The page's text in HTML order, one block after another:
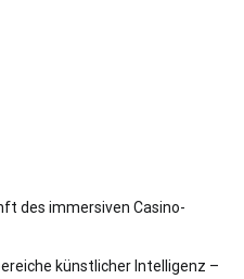
des immersiven Casino-
künstlicher Intelligenz –